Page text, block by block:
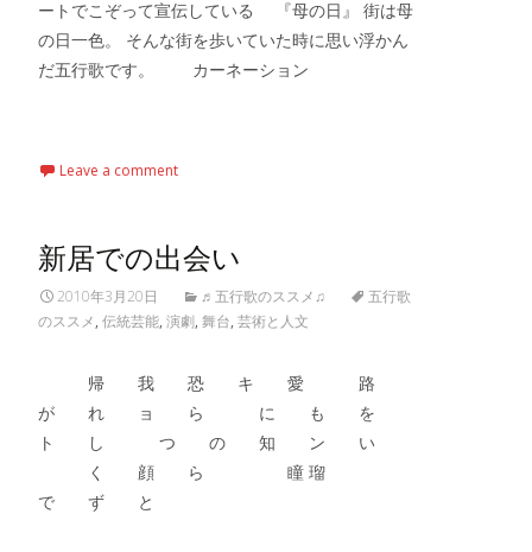
ートでこぞって宣伝している 『母の日』 街は母
の日一色。 そんな街を歩いていた時に思い浮かん
だ五行歌です。 カーネーション
Leave a comment
新居での出会い
2010年3月20日 ♬五行歌のススメ♫
五行歌
のススメ, 伝統芸能, 演劇, 舞台, 芸術と人文
帰 我 恐 キ 愛 路
が れ ョ ら に も を
ト し つ の 知 ン い
く 顔 ら 瞳 瑠
で ず と